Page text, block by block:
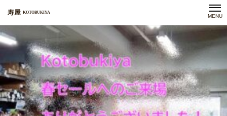
寿屋 KOTOBUKIYA
MENU
Tag Archive: 袋物